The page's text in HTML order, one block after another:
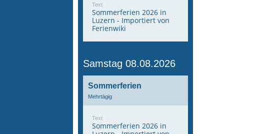
Text
Sommerferien 2026 in
Luzern - Importiert von
Ferienwiki
Samstag 08.08.2026
Sommerferien
Mehrtägig
Text
Sommerferien 2026 in